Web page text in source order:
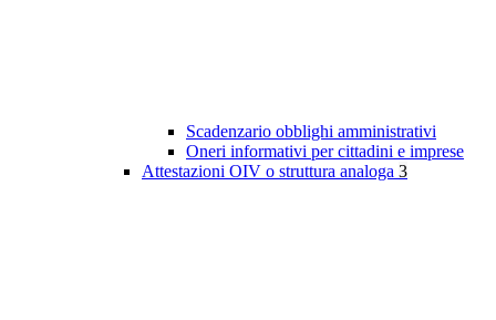
Scadenzario obblighi amministrativi
Oneri informativi per cittadini e imprese
Attestazioni OIV o struttura analoga 3